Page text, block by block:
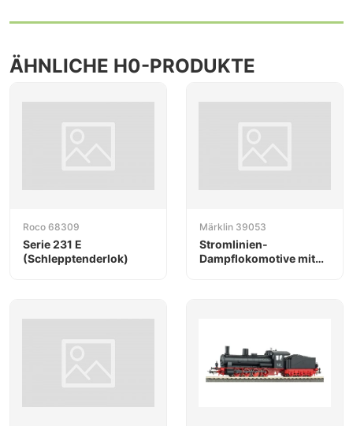
ÄHNLICHE H0-PRODUKTE
Roco 68309
Serie 231 E
(Schlepptenderlok)
Märklin 39053
Stromlinien-
Dampflokomotive mit